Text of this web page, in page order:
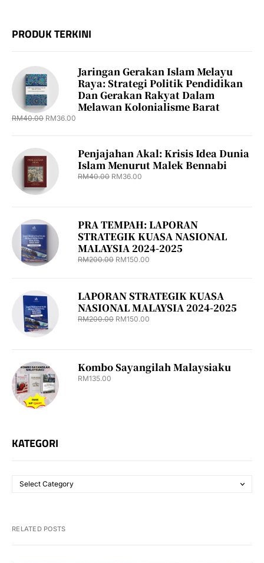
PRODUK TERKINI
Jaringan Gerakan Islam Melayu
Raya: Strategi Politik Pendidikan
Dan Gerakan Rakyat Dalam
Melawan Kolonialisme Barat
RM40.00 RM36.00
Penjajahan Akal: Krisis Idea Dunia
Islam Menurut Malek Bennabi
RM40.00 RM36.00
PRA TEMPAH: LAPORAN
STRATEGIK KUASA NASIONAL
MALAYSIA 2024-2025
RM200.00 RM150.00
LAPORAN STRATEGIK KUASA
NASIONAL MALAYSIA 2024-2025
RM200.00 RM150.00
Kombo Sayangilah Malaysiaku
RM135.00
KATEGORI
RELATED POSTS